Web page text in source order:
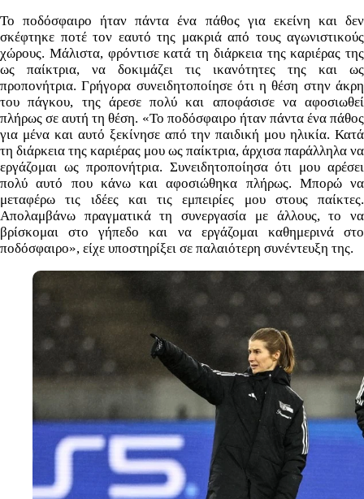
Το ποδόσφαιρο ήταν πάντα ένα πάθος για εκείνη και δεν
σκέφτηκε ποτέ τον εαυτό της μακριά από τους αγωνιστικούς
χώρους. Μάλιστα, φρόντισε κατά τη διάρκεια της καριέρας της
ως παίκτρια, να δοκιμάζει τις ικανότητες της και ως
προπονήτρια. Γρήγορα συνειδητοποίησε ότι η θέση στην άκρη
του πάγκου, της άρεσε πολύ και αποφάσισε να αφοσιωθεί
πλήρως σε αυτή τη θέση. «Το ποδόσφαιρο ήταν πάντα ένα πάθος
για μένα και αυτό ξεκίνησε από την παιδική μου ηλικία. Κατά
τη διάρκεια της καριέρας μου ως παίκτρια, άρχισα παράλληλα να
εργάζομαι ως προπονήτρια. Συνειδητοποίησα ότι μου αρέσει
πολύ αυτό που κάνω και αφοσιώθηκα πλήρως. Μπορώ να
μεταφέρω τις ιδέες και τις εμπειρίες μου στους παίκτες.
Απολαμβάνω πραγματικά τη συνεργασία με άλλους, το να
βρίσκομαι στο γήπεδο και να εργάζομαι καθημερινά στο
ποδόσφαιρο», είχε υποστηρίξει σε παλαιότερη συνέντευξη της.